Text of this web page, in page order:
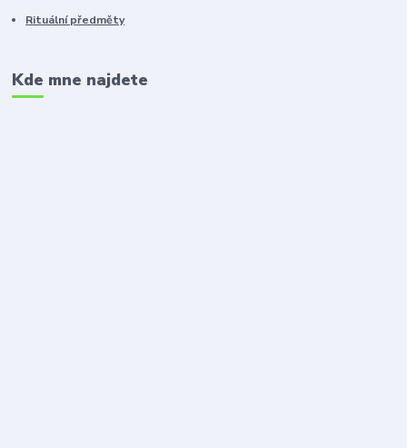
Rituální předměty
Kde mne najdete